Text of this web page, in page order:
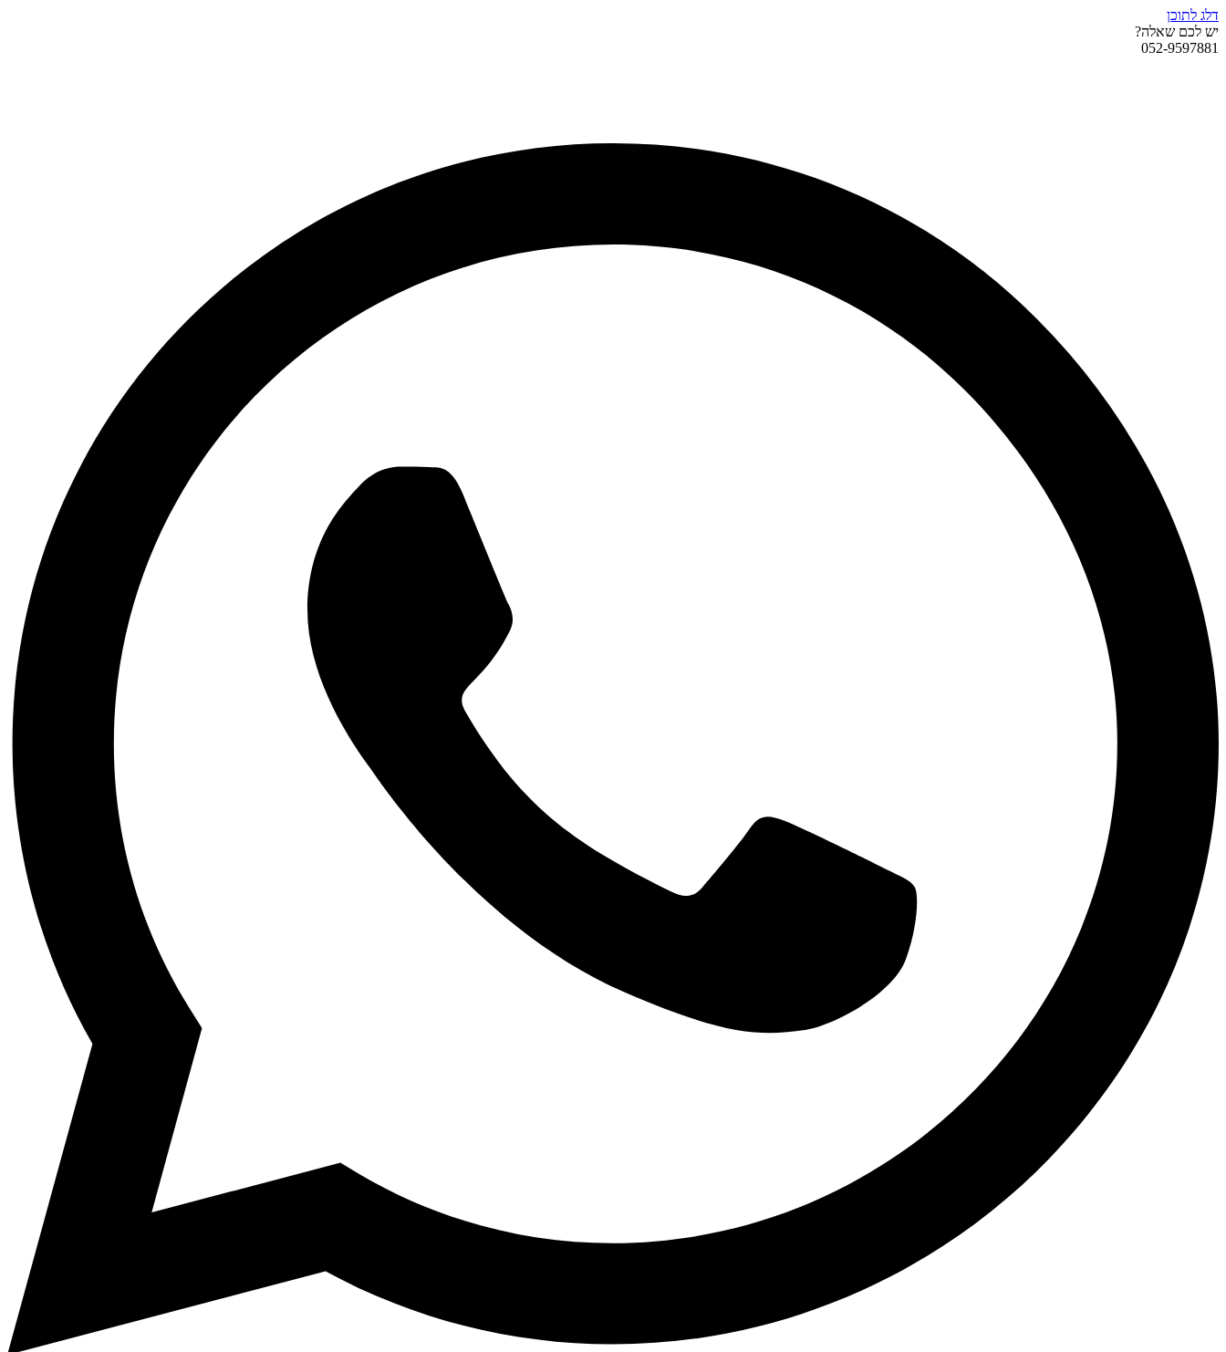
דלג לתוכן
יש לכם שאלה?
052-9597881